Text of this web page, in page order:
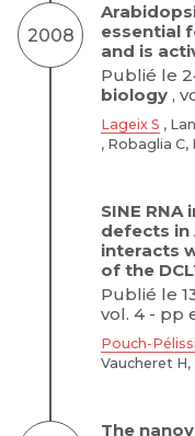
2008
essential
and is
Publié le
biology ,
Lageix S ,
, Robaglia C,
SINE
defects in
interacts
of the
Publié le
vol. 4 - pp
Pouch-
Vaucheret H,
The